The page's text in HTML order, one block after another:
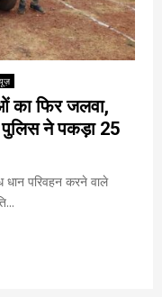
का फिर जलवा,
पुलिस ने पकड़ा 25
धान परिवहन करने वाले